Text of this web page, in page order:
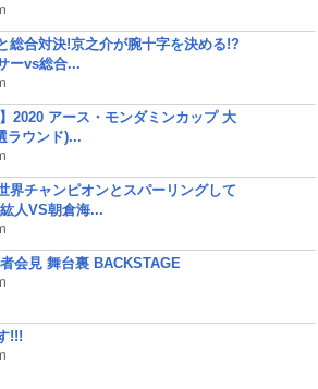
総合対決!京之介が腕十字を決める!?
ーvs総合...
】2020 アース・モンダミンカップ 大
ラウンド)...
界チャンピオンとスパーリングして
人VS朝倉海...
会見 舞台裏 BACKSTAGE
!!!